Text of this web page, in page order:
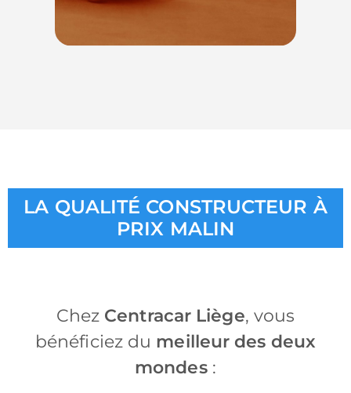
LA QUALITÉ CONSTRUCTEUR À
PRIX MALIN
Chez Centracar Liège, vous
bénéficiez du meilleur des deux
mondes: